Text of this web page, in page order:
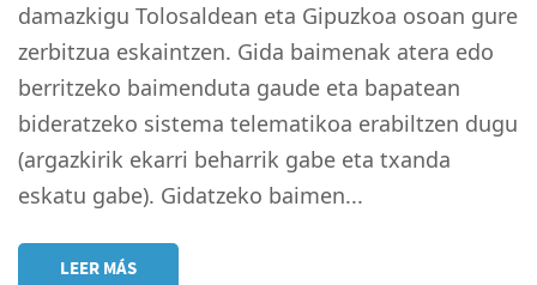
damazkigu Tolosaldean eta Gipuzkoa osoan gure
zerbitzua eskaintzen. Gida baimenak atera edo
berritzeko baimenduta gaude eta bapatean
bideratzeko sistema telematikoa erabiltzen dugu
(argazkirik ekarri beharrik gabe eta txanda
eskatu gabe). Gidatzeko baimen...
LEER MÁS